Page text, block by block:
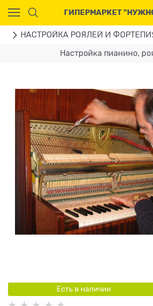
ГИПЕРМАРКЕТ
НАСТРОЙКА РОЯЛЕЙ И
Настройка пианино,
Есть в наличии
Ваш город - Москва,
угадали?
ДА НЕТ